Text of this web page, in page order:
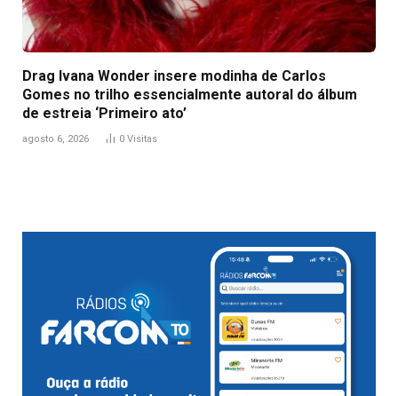
Drag Ivana Wonder insere modinha de Carlos
Gomes no trilho essencialmente autoral do álbum
de estreia ‘Primeiro ato’
agosto 6, 2026 0 Visitas